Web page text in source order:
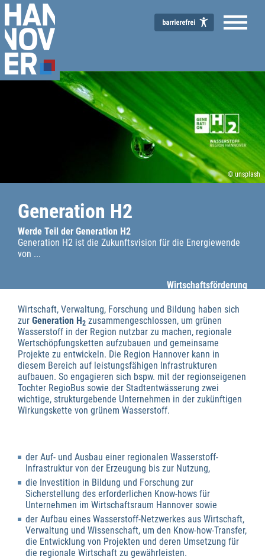
Wirtschaftsförderung
© unsplash
Generation H2
Werde Teil der Generation H2
Generation H2 ist die Zukunftsvision für die Energiewende
von ...
Wirtschaft, Verwaltung, Forschung und Bildung haben sich
zur Generation H2 zusammengeschlossen, um grünen
Wasserstoff in der Region nutzbar zu machen, regionale
Wertschöpfungsketten aufzubauen und gemeinsame
Projekte zu entwickeln. Die Region Hannover kann in
diesem Bereich auf leistungsfähigen Infrastrukturen
aufbauen. So engagieren sich bspw. mit der regionseigenen
Tochter RegioBus sowie der Stadtentwässerung zwei
wichtige, strukturgebende Unternehmen in der zukünftigen
Wirkungskette von grünem Wasserstoff.
der Auf- und Ausbau einer regionalen Wasserstoff-
Infrastruktur von der Erzeugung bis zur Nutzung,
die Investition in Bildung und Forschung zur
Sicherstellung des erforderlichen Know-hows für
Unternehmen im Wirtschaftsraum Hannover sowie
der Aufbau eines Wasserstoff-Netzwerkes aus Wirtschaft,
Verwaltung und Wissenschaft, um den Know-how-Transfer,
die Entwicklung von Projekten und deren Umsetzung für
die regionale Wirtschaft zu gewährleisten.